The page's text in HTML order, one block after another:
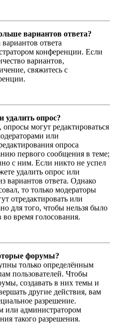
вариантов ответа?
ответа
конференции. Если
вариантов,
свяжитесь с
удалить опрос?
могут редактироваться
или
опроса
первого сообщения в теме;
с ним. Если никто не успел
удалить опрос или
вариантов ответа. Однако
то только модераторы
отредактировать или
для того, чтобы нельзя было
во время голосования.
форумы?
только определённым
пользователей. Чтобы
создавать в них темы и
другие действия, вам
разрешение.
или администратором
такого разрешения.